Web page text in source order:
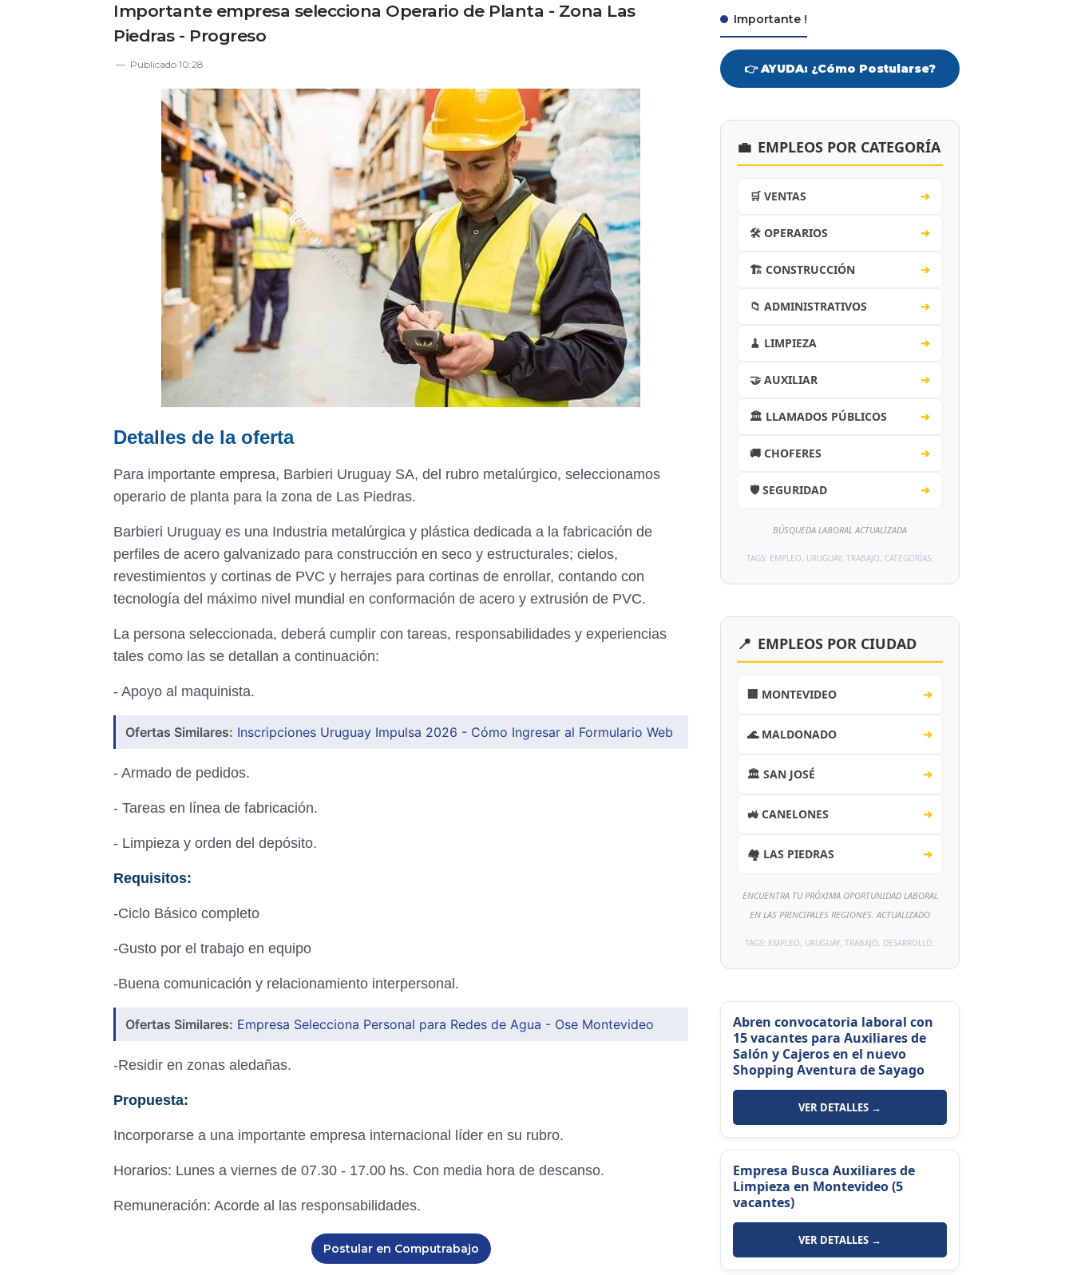
Importante empresa selecciona Operario de Planta - Zona Las
Piedras - Progreso
Publicado 10:28
Detalles de la oferta
Para importante empresa, Barbieri Uruguay SA, del rubro metalúrgico, seleccionamos
operario de planta para la zona de Las Piedras.
Barbieri Uruguay es una Industria metalúrgica y plástica dedicada a la fabricación de
perfiles de acero galvanizado para construcción en seco y estructurales; cielos,
revestimientos y cortinas de PVC y herrajes para cortinas de enrollar, contando con
tecnología del máximo nivel mundial en conformación de acero y extrusión de PVC.
La persona seleccionada, deberá cumplir con tareas, responsabilidades y experiencias
tales como las se detallan a continuación:
- Apoyo al maquinista.
Ofertas Similares: Inscripciones Uruguay Impulsa 2026 - Cómo Ingresar al Formulario Web
- Armado de pedidos.
- Tareas en línea de fabricación.
- Limpieza y orden del depósito.
Requisitos:
-Ciclo Básico completo
-Gusto por el trabajo en equipo
-Buena comunicación y relacionamiento interpersonal.
Ofertas Similares: Empresa Selecciona Personal para Redes de Agua - Ose Montevideo
-Residir en zonas aledañas.
Propuesta:
Incorporarse a una importante empresa internacional líder en su rubro.
Horarios: Lunes a viernes de 07.30 - 17.00 hs. Con media hora de descanso.
Remuneración: Acorde al las responsabilidades.
Postular en Computrabajo
Importante !
👉 AYUDA: ¿Cómo Postularse?
💼 EMPLEOS POR CATEGORÍA
🛒 VENTAS ➔
🛠️ OPERARIOS ➔
🏗️ CONSTRUCCIÓN ➔
📁 ADMINISTRATIVOS ➔
🧹 LIMPIEZA ➔
🤝 AUXILIAR ➔
🏛️ LLAMADOS PÚBLICOS ➔
🚚 CHOFERES ➔
🛡️ SEGURIDAD ➔
BÚSQUEDA LABORAL ACTUALIZADA
TAGS: EMPLEO, URUGUAY, TRABAJO, CATEGORÍAS.
📍 EMPLEOS POR CIUDAD
🏢 MONTEVIDEO ➔
🌊 MALDONADO ➔
🏛️ SAN JOSÉ ➔
🚜 CANELONES ➔
🏘️ LAS PIEDRAS ➔
ENCUENTRA TU PRÓXIMA OPORTUNIDAD LABORAL
EN LAS PRINCIPALES REGIONES. ACTUALIZADO
TAGS: EMPLEO, URUGUAY, TRABAJO, DESARROLLO.
Abren convocatoria laboral con
15 vacantes para Auxiliares de
Salón y Cajeros en el nuevo
Shopping Aventura de Sayago
VER DETALLES →
Empresa Busca Auxiliares de
Limpieza en Montevideo (5
vacantes)
VER DETALLES →